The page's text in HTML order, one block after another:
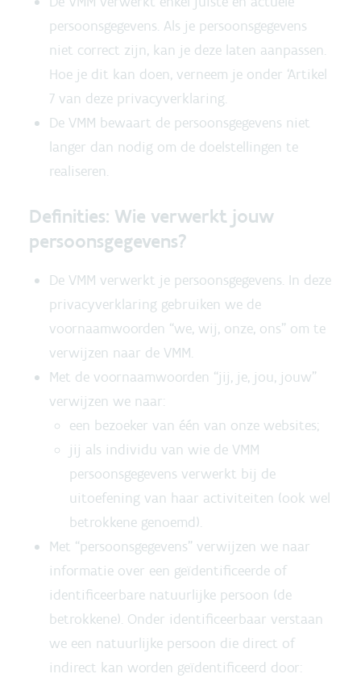
persoonsgegevens. Als je persoonsgegevens
niet correct zijn, kan je deze laten aanpassen.
Hoe je dit kan doen, verneem je onder ‘Artikel
7 van deze privacyverklaring.
De VMM bewaart de persoonsgegevens niet
langer dan nodig om de doelstellingen te
realiseren.
Definities: Wie verwerkt jouw
persoonsgegevens?
De VMM verwerkt je persoonsgegevens. In deze
privacyverklaring gebruiken we de
voornaamwoorden “we, wij, onze, ons” om te
verwijzen naar de VMM.
Met de voornaamwoorden “jij, je, jou, jouw”
verwijzen we naar:
een bezoeker van één van onze websites;
jij als individu van wie de VMM
persoonsgegevens verwerkt bij de
uitoefening van haar activiteiten (ook wel
betrokkene genoemd).
Met “persoonsgegevens” verwijzen we naar
informatie over een geïdentificeerde of
identificeerbare natuurlijke persoon (de
betrokkene). Onder identificeerbaar verstaan
we een natuurlijke persoon die direct of
indirect kan worden geïdentificeerd door: